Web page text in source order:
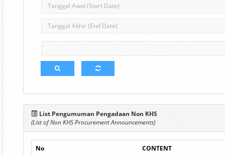
List Pengumuman Pengadaan Non KHS
(List of Non KHS Procurement Announcements)
No CONTENT